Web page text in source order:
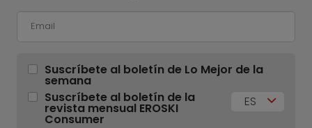
Suscríbete al boletín de Lo Mejor de la
semana
Suscríbete al boletín de la
revista mensual EROSKI
Consumer
ES